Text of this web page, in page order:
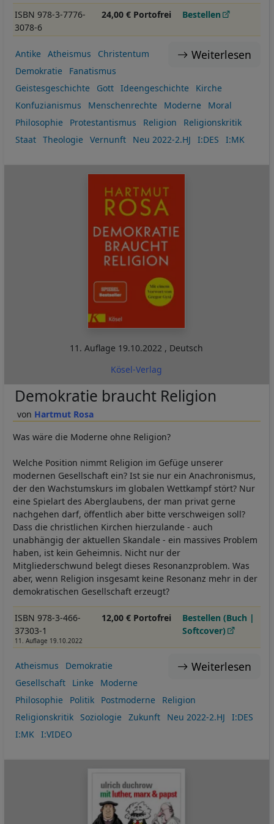
ISBN 978-3-7776-
3078-6
24,00 € Portofrei Bestellen
Weiterlesen
Antike Atheismus
Christentum
Demokratie
Fanatismus
Geistesgeschichte
Gott Ideengeschichte
Kirche
Konfuzianismus
Menschenrechte Moderne
Moral
Philosophie
Protestantismus Religion
Religionskritik
Staat
Theologie Vernunft Neu 2022-2.HJ I:DES I:MK
11. Auflage 19.10.2022 , Deutsch
Kösel-Verlag
Hartmut Rosa
Demokratie braucht Religion
Was wäre die Moderne ohne Religion?
Welche Position nimmt Religion im Gefüge unserer
modernen Gesellschaft ein? Ist sie nur ein Anachronismus,
der den Wachstumskurs im globalen Wettkampf stört? Nur
eine Spielart des Aberglaubens, der man privat gerne
nachgehen darf, öffentlich aber bitte verschweigen soll?
Dass die christlichen Kirchen hierzulande - auch
unabhängig der aktuellen Skandale - ein massives Problem
haben, ist kein Geheimnis. Nicht nur der
Mitgliederschwund belegt dieses Resonanzproblem. Was
aber, wenn Religion insgesamt keine Resonanz mehr in der
demokratischen Gesellschaft erzeugt?
ISBN 978-3-466-
37303-1
11. Auflage 19.10.2022
12,00 € Portofrei
Bestellen (Buch |
Softcover)
Weiterlesen
Atheismus
Demokratie
Gesellschaft
Linke
Moderne
Philosophie
Politik Postmoderne
Religion
Religionskritik
Soziologie Zukunft Neu 2022-2.HJ
I:DES
I:MK
I:VIDEO